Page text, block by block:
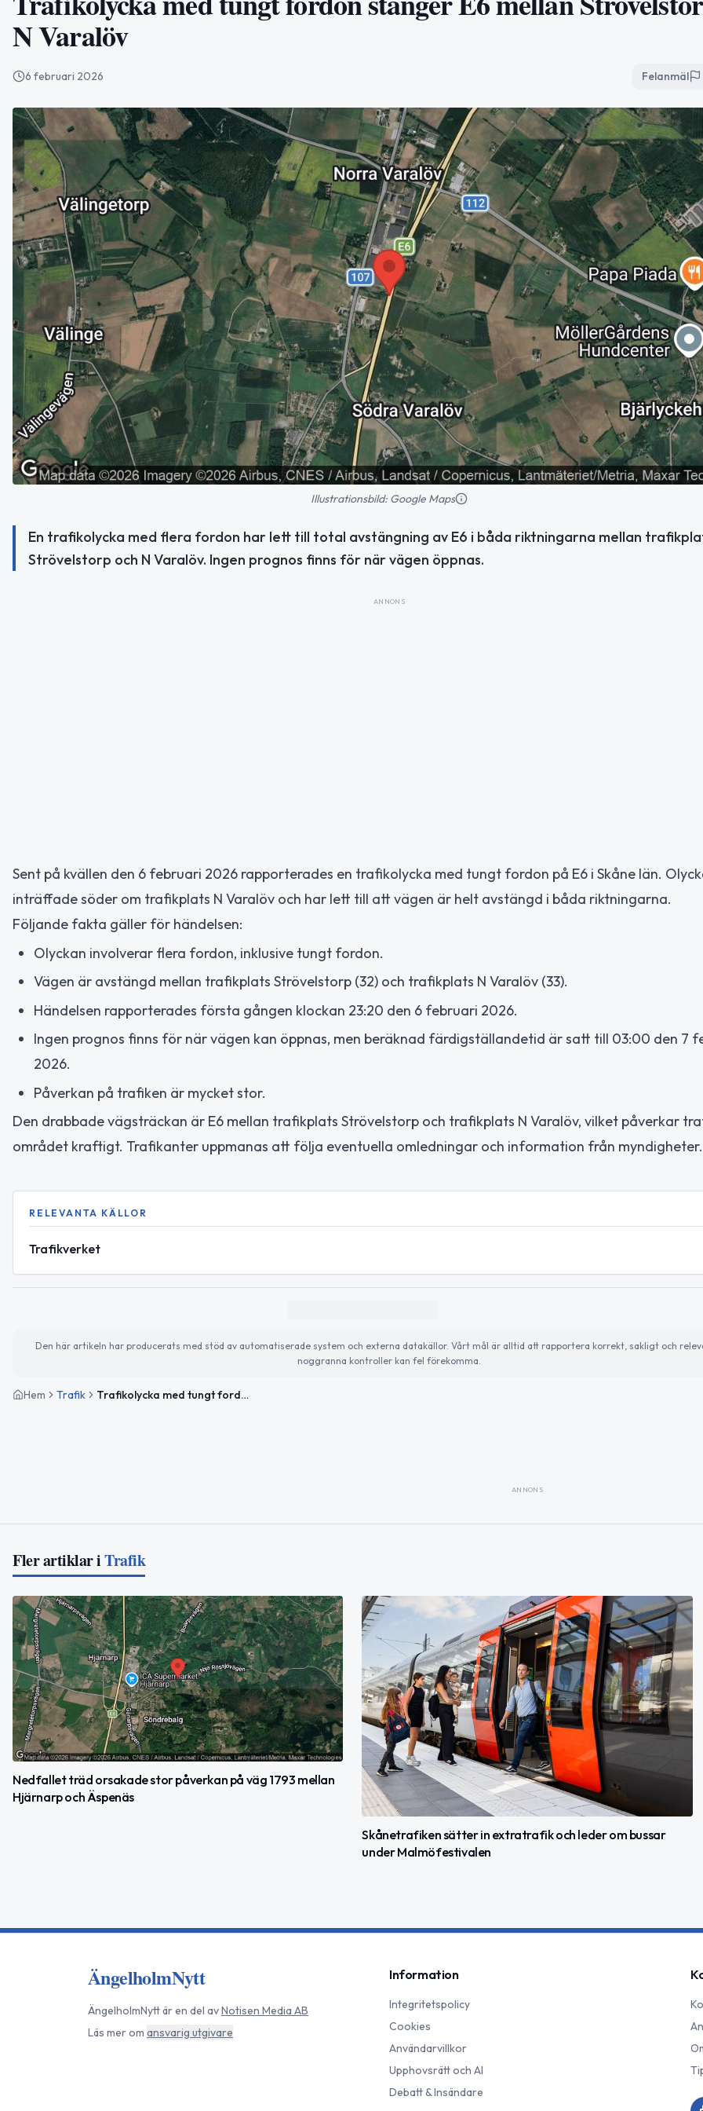
N Varalöv
6 februari 2026 Felanmäl
Illustrationsbild: Google Maps
En trafikolycka med flera fordon har lett till total avstängning av E6 i båda riktningarna mellan
Strövelstorp och N Varalöv. Ingen prognos finns för när vägen öppnas.
ANNONS
Sent på kvällen den 6 februari 2026 rapporterades en trafikolycka med tungt fordon på E6 i Skåne län.
inträffade söder om trafikplats N Varalöv och har lett till att vägen är helt avstängd i båda riktningarna.
Följande fakta gäller för händelsen:
Olyckan involverar flera fordon, inklusive tungt fordon.
Vägen är avstängd mellan trafikplats Strövelstorp (32) och trafikplats N Varalöv (33).
Händelsen rapporterades första gången klockan 23:20 den 6 februari 2026.
Ingen prognos finns för när vägen kan öppnas, men beräknad färdigställandetid är satt till 03:00 den 7
2026.
Påverkan på trafiken är mycket stor.
Den drabbade vägsträckan är E6 mellan trafikplats Strövelstorp och trafikplats N Varalöv, vilket påverkar
området kraftigt. Trafikanter uppmanas att följa eventuella omledningar och information från myndigheter.
RELEVANTA KÄLLOR
Trafikverket
Den här artikeln har producerats med stöd av automatiserade system och externa datakällor. Vårt mål är alltid att rapportera korrekt, sakligt och
noggranna kontroller kan fel förekomma.
Hem Trafik Trafikolycka med tungt fordon stänger E6 mellan Strövelstorp och N Varalöv
ANNONS
Fler artiklar iTrafik
Nedfallet träd orsakade stor påverkan på väg 1793 mellan
Hjärnarp och Äspenäs
Skånetrafiken sätter in extratrafik och leder om bussar
under Malmöfestivalen
ÄngelholmNytt
ÄngelholmNyttär en del avNotisen Media AB
Läs mer om ansvarig utgivare
Information
Integritetspolicy
Cookies
Användarvillkor
Upphovsrätt och AI
Debatt & Insändare